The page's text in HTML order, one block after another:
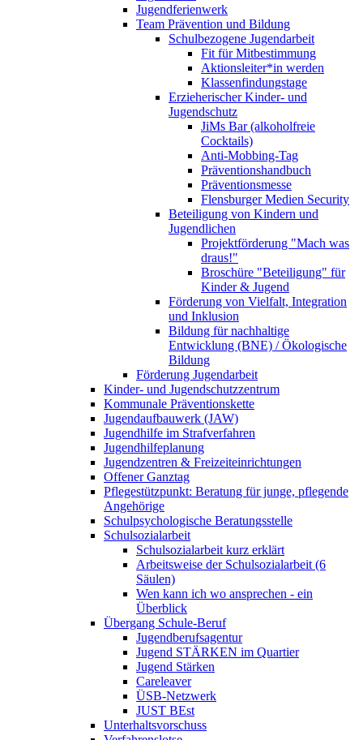
Jugendferienwerk
Team Prävention und Bildung
Schulbezogene Jugendarbeit
Fit für Mitbestimmung
Aktionsleiter*in werden
Klassenfindungstage
Erzieherischer Kinder- und
Jugendschutz
JiMs Bar (alkoholfreie
Cocktails)
Anti-Mobbing-Tag
Präventionshandbuch
Präventionsmesse
Flensburger Medien Security
Beteiligung von Kindern und
Jugendlichen
Projektförderung "Mach was
draus!"
Broschüre "Beteiligung" für
Kinder & Jugend
Förderung von Vielfalt, Integration
und Inklusion
Bildung für nachhaltige
Entwicklung (BNE) / Ökologische
Bildung
Förderung Jugendarbeit
Kinder- und Jugendschutzzentrum
Kommunale Präventionskette
Jugendaufbauwerk (JAW)
Jugendhilfe im Strafverfahren
Jugendhilfeplanung
Jugendzentren & Freizeiteinrichtungen
Offener Ganztag
Pflegestützpunkt: Beratung für junge, pflegende
Angehörige
Schulpsychologische Beratungsstelle
Schulsozialarbeit
Schulsozialarbeit kurz erklärt
Arbeitsweise der Schulsozialarbeit (6
Säulen)
Wen kann ich wo ansprechen - ein
Überblick
Übergang Schule-Beruf
Jugendberufsagentur
Jugend STÄRKEN im Quartier
Jugend Stärken
Careleaver
ÜSB-Netzwerk
JUST BEst
Unterhaltsvorschuss